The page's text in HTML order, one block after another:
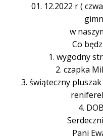
01. 12.2022 r (
w
Co
1. wygodny
2. czapka
3. świąteczny
4.
Pani